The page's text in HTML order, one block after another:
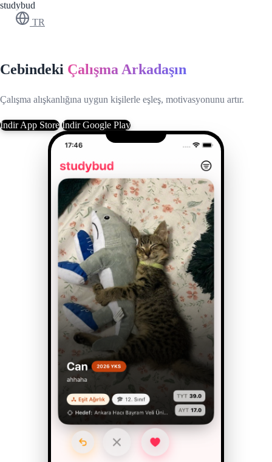
studybud
TR
Cebindeki Çalışma Arkadaşın
Çalışma alışkanlığına uygun kişilerle eşleş, motivasyonunu artır.
İndir App Store İndir Google Play